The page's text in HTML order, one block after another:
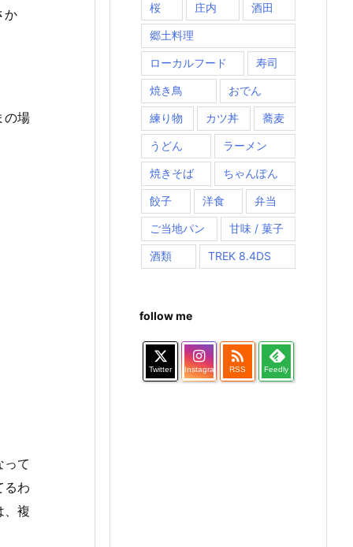
か
の場
って
るわ
、複
桜 庄内 酒田
郷土料理
ローカルフード 寿司
焼き鳥 おでん
練り物 カツ丼 蕎麦
うどん ラーメン
焼きそば ちゃんぽん
餃子 洋食 弁当
ご当地パン 甘味 / 菓子
酒類 TREK 8.4DS
follow me
Twitter Instagram

RSS Feedly